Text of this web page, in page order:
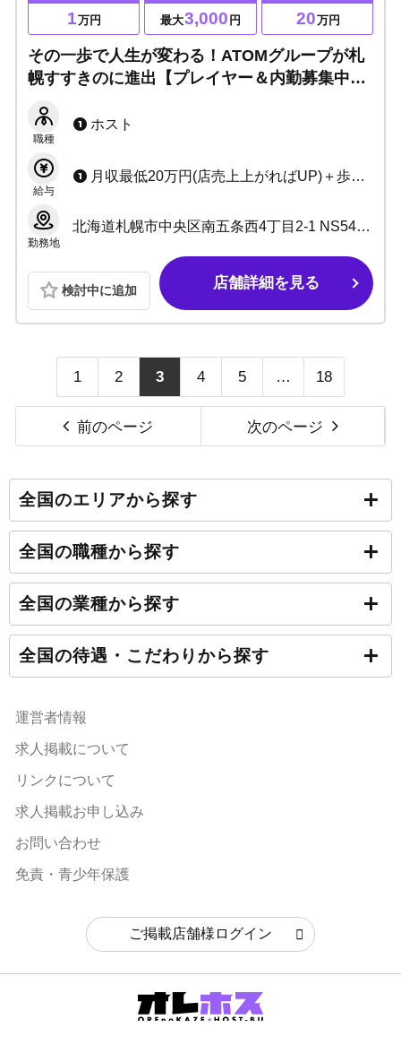
1万円 最大3,000 円 20万円
その一歩で人生が変わる！ATOMグループが札
幌すすきのに進出【プレイヤー＆内勤募集中】
今がチャンス！
職種
ホスト
給与
月収最低20万円(店売上上がればUP)＋歩合(総売50%～)＋賞金 ◆日給保証10,000円（月給保証20万）
勤務地
北海道札幌市中央区南五条西4丁目2-1 NS54ビル1.2階
検討中に追加 店舗詳細を見る
1 2 3 4 5 … 18
前のページ 次のページ
全国のエリアから探す
全国の職種から探す
全国の業種から探す
全国の待遇・こだわりから探す
運営者情報
求人掲載について
リンクについて
求人掲載お申し込み
お問い合わせ
免責・青少年保護
ご掲載店舗様ログイン